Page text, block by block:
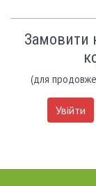
Замовити
(для
Увійти